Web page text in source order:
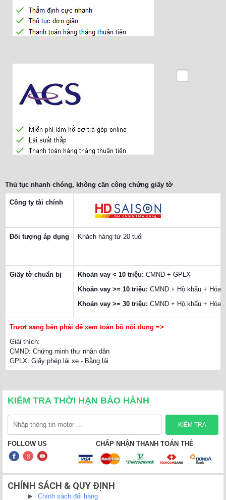
Thủ tục nhanh chóng, không cần công chứng giấy tờ
Công ty tài chính
Đối tượng áp dụng Khách hàng từ 20 tuổi
Giấy tờ chuẩn bị Khoản vay < 10 triệu: CMND + GPLX
Khoản vay >= 10 triệu: CMND + Hộ khẩu + Hóa
Khoản vay >= 30 triệu: CMND + Hộ khẩu + Hóa
Trượt sang bên phải để xem toàn bộ nội dung =>
Giải thích:
CMND: Chứng minh thư nhân dân
GPLX: Giấy phép lái xe - Bằng lái
KIỂM TRA THỜI HẠN BẢO HÀNH
FOLLOW US CHẤP NHẬN THANH TOÁN THẺ
CHÍNH SÁCH & QUY ĐỊNH
Chính sách đổi hàng